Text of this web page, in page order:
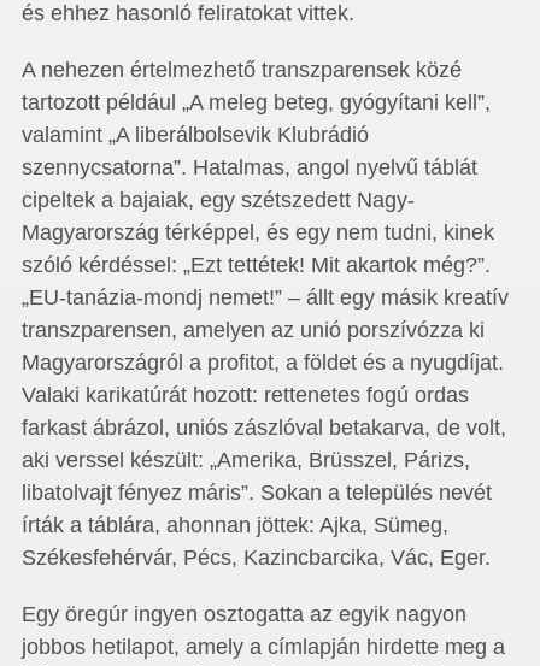
és ehhez hasonló feliratokat vittek.
A nehezen értelmezhető transzparensek közé
tartozott például „A meleg beteg, gyógyítani kell”,
valamint „A liberálbolsevik Klubrádió
szennycsatorna”. Hatalmas, angol nyelvű táblát
cipeltek a bajaiak, egy szétszedett Nagy-
Magyarország térképpel, és egy nem tudni, kinek
szóló kérdéssel: „Ezt tettétek! Mit akartok még?”.
„EU-tanázia-mondj nemet!” – állt egy másik kreatív
transzparensen, amelyen az unió porszívózza ki
Ma­­gyar­országról a profitot, a földet és a nyugdíjat.
Valaki karikatúrát hozott: rettenetes fogú ordas
farkast ábrázol, uniós zászlóval betakarva, de volt,
aki verssel készült: „Amerika, Brüsszel, Párizs,
libatolvajt fényez máris”. Sokan a település nevét
írták a táblára, ahonnan jöttek: Ajka, Sümeg,
Székesfehérvár, Pécs, Kazincbarcika, Vác, Eger.
Egy öregúr ingyen osztogatta az egyik nagyon
jobbos hetilapot, amely a címlapján hirdette meg a